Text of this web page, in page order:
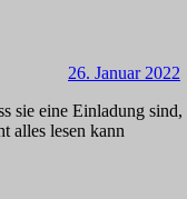
26. Januar 2022
sie eine Einladung
alles lesen kann